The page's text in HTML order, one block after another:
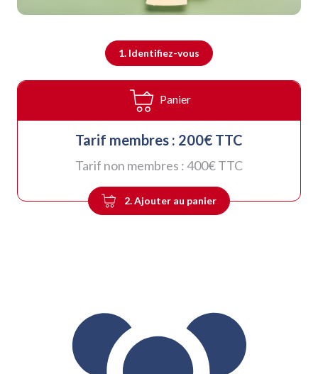
1. Identifiez-vous
Panier
Tarif membres : 200€ TTC
Tarif non membres :400€ TTC
2. Ajouter au panier